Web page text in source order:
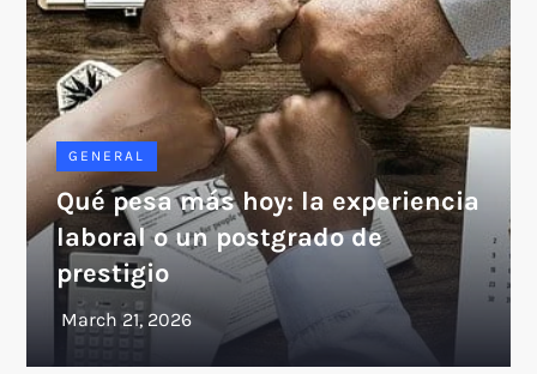
GENERAL
Qué pesa más hoy: la experiencia
laboral o un postgrado de
prestigio